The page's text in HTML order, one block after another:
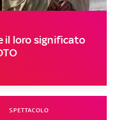
il loro significato
SPETTACOLO